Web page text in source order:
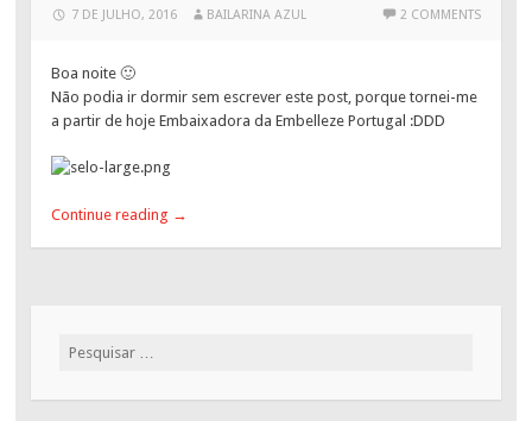
7 DE JULHO, 2016 BAILARINA AZUL 2 COMMENTS
Boa noite 🙂
Não podia ir dormir sem escrever este post, porque tornei-me
a partir de hoje Embaixadora da Embelleze Portugal :DDD
Continue reading →
Pesquisar